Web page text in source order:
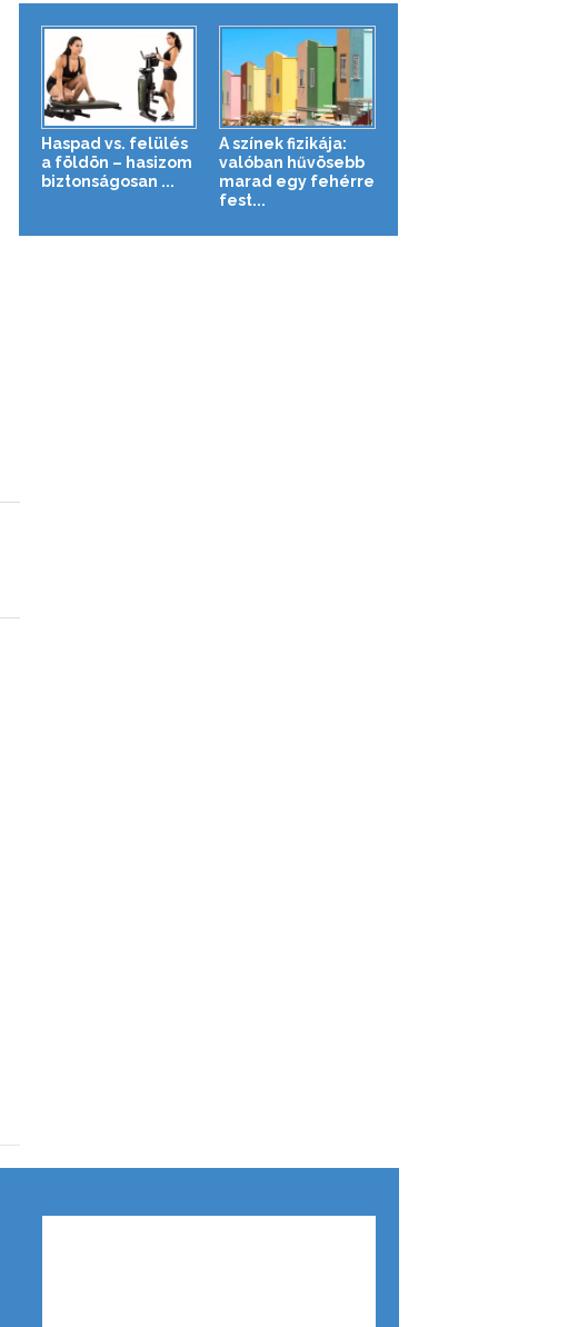
Haspad vs. felülés
a földön – hasizom
biztonságosan ...
A színek fizikája:
valóban hűvösebb
marad egy fehérre
fest...